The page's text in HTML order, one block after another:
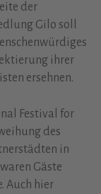
der
Gilo soll
ihrer
ersehnen.
Festival for
des
in
Gäste
Auch hier